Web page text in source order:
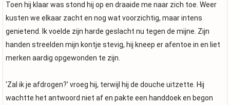
Toen hij klaar was stond hij op en draaide me naar zich toe. Weer
kusten we elkaar zacht en nog wat voorzichtig, maar intens
genietend. Ik voelde zijn harde geslacht nu tegen de mijne. Zijn
handen streelden mijn kontje stevig, hij kneep er afentoe in en liet
merken aardig opgewonden te zijn.
'Zal ik je afdrogen?' vroeg hij, terwijl hij de douche uitzette. Hij
wachtte het antwoord niet af en pakte een handdoek en begon